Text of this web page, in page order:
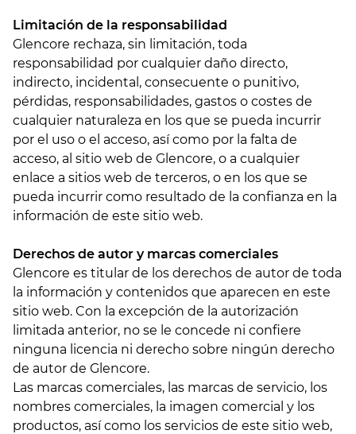
Limitación de la responsabilidad
Glencore rechaza, sin limitación, toda
responsabilidad por cualquier daño directo,
indirecto, incidental, consecuente o punitivo,
pérdidas, responsabilidades, gastos o costes de
cualquier naturaleza en los que se pueda incurrir
por el uso o el acceso, así como por la falta de
acceso, al sitio web de Glencore, o a cualquier
enlace a sitios web de terceros, o en los que se
pueda incurrir como resultado de la confianza en la
información de este sitio web.
Derechos de autor y marcas comerciales
Glencore es titular de los derechos de autor de toda
la información y contenidos que aparecen en este
sitio web. Con la excepción de la autorización
limitada anterior, no se le concede ni confiere
ninguna licencia ni derecho sobre ningún derecho
de autor de Glencore.
Las marcas comerciales, las marcas de servicio, los
nombres comerciales, la imagen comercial y los
productos, así como los servicios de este sitio web,